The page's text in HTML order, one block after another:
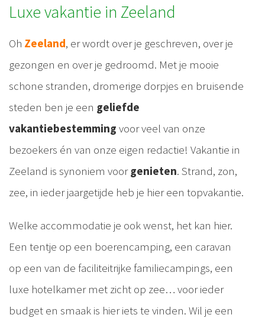
Luxe vakantie in Zeeland
Oh Zeeland, er wordt over je geschreven, over je
gezongen en over je gedroomd. Met je mooie
schone stranden, dromerige dorpjes en bruisende
steden ben je een geliefde
vakantiebestemming voor veel van onze
bezoekers én van onze eigen redactie! Vakantie in
Zeeland is synoniem voorgenieten. Strand, zon,
zee, in ieder jaargetijde heb je hier een topvakantie.
Welke accommodatie je ook wenst, het kan hier.
Een tentje op een boerencamping, een caravan
op een van de faciliteitrijke familiecampings, een
luxe hotelkamer met zicht op zee… voor ieder
budget en smaak is hier iets te vinden. Wil je een